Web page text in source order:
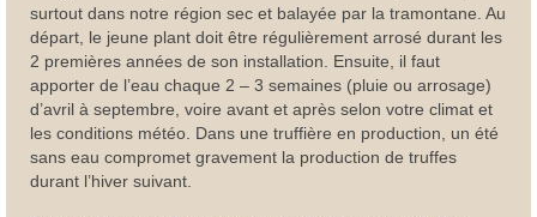
surtout dans notre région sec et balayée par la tramontane. Au
départ, le jeune plant doit être régulièrement arrosé durant les
2 premières années de son installation. Ensuite, il faut
apporter de l’eau chaque 2 – 3 semaines (pluie ou arrosage)
d’avril à septembre, voire avant et après selon votre climat et
les conditions météo. Dans une truffière en production, un été
sans eau compromet gravement la production de truffes
durant l’hiver suivant.